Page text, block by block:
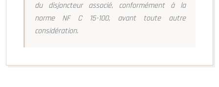
du disjoncteur associé, conformément à la
norme NF C 15-100, avant toute autre
considération.